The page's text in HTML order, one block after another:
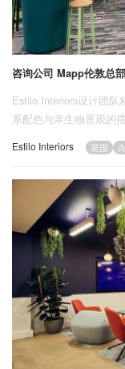
咨询公司 Mapp伦敦总
Estilo Interiors设计团
系配色与亲生物景观的
Estilo Interiors 英国